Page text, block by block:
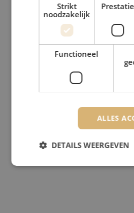
Strikt
noodzakelijk
Prestatie
Functioneel
ALLES
DETAILS WEERGEVEN